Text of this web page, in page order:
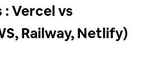
Vercel vs
Railway, Netlify)